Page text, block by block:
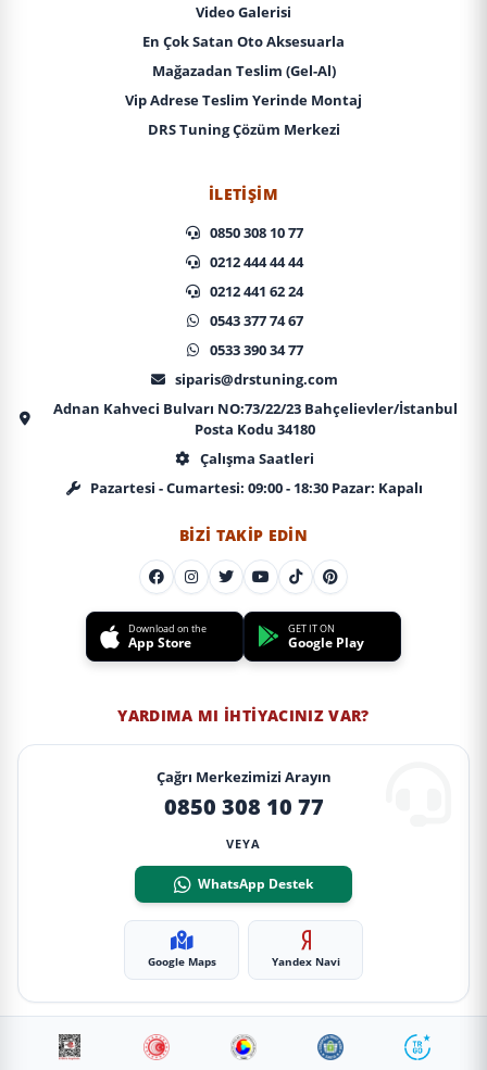
Video Galerisi
En Çok Satan Oto Aksesuarla
Mağazadan Teslim (Gel-Al)
Vip Adrese Teslim Yerinde Montaj
DRS Tuning Çözüm Merkezi
İLETIŞIM
0850 308 10 77
0212 444 44 44
0212 441 62 24
0543 377 74 67
0533 390 34 77
siparis@drstuning.com
Adnan Kahveci Bulvarı NO:73/22/23 Bahçelievler/İstanbul
Posta Kodu 34180
Çalışma Saatleri
Pazartesi - Cumartesi: 09:00 - 18:30 Pazar: Kapalı
BIZI TAKIP EDIN
Download on the
App Store
GET IT ON
Google Play
YARDIMA MI İHTIYACINIZ VAR?
Çağrı Merkezimizi Arayın
0850 308 10 77
VEYA
WhatsApp Destek
Google Maps Yandex Navi